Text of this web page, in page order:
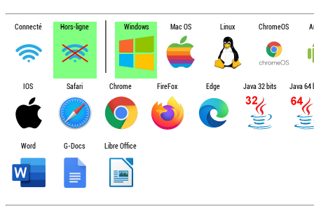
Connecté Hors-ligne Windows Mac OS Linux ChromeOS
IOS Safari Chrome FireFox Edge Java 32 bits Java 64
Word G-Docs Libre Office